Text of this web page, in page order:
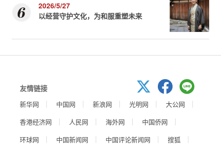
2026/5/27
以经营守护文化，为和服重塑未来
友情链接
新华网 中国网 新浪网 光明网
大公网
香港经济网
人民网 海外网
中国侨网
环球网
中国新闻网 中国评论新闻网
搜狐